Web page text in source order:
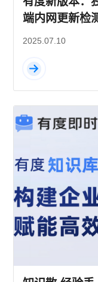
端内网更新检
2025.07.10